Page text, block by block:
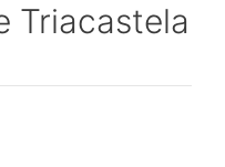
Triacastela